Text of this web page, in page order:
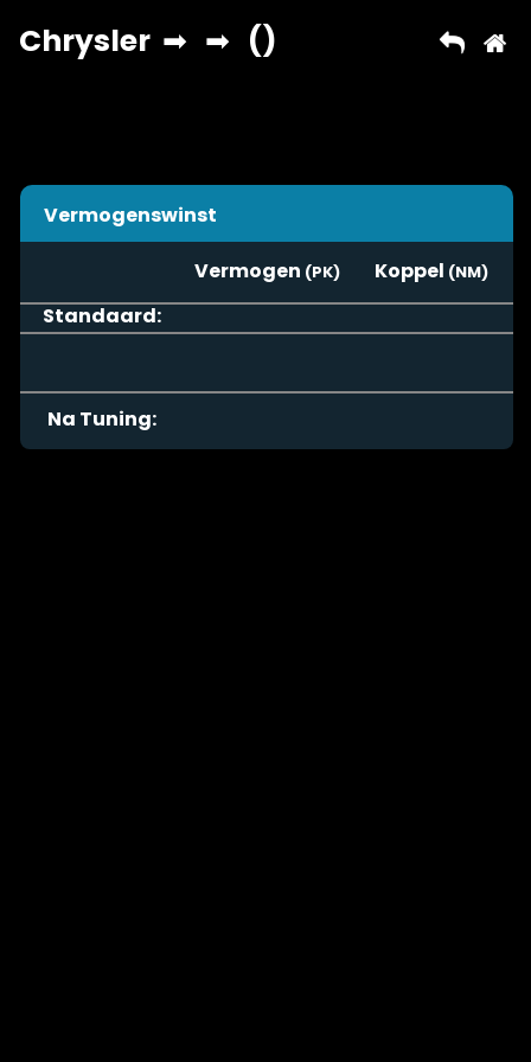
Vermogenswinst
Vermogen
Koppel
Standaard:
Na Tuning: